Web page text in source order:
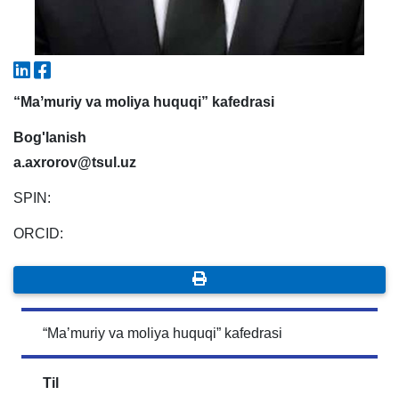
“Maʼmuriy va moliya huquqi” kafedrasi
Bog'lanish
a.axrorov@tsul.uz
SPIN:
ORCID:
“Maʼmuriy va moliya huquqi” kafedrasi
Til